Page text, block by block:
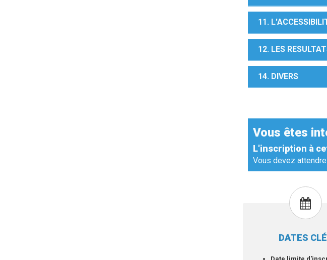
11.
12. LES
14. DIVERS
Vous êtes
L'inscription à
Vous devez
DATES